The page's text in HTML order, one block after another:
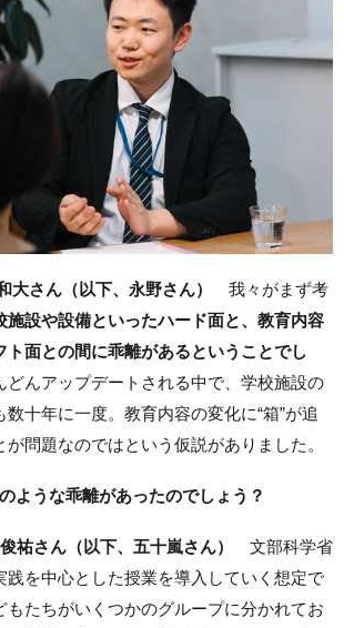
さん（以下、永野さん）
我々がまず考
施設や設備といったハード面と、教育内容
ト面との間に乖離があるということでし
どんアップデートされる中で、学校施設の
十年に一度。教育内容の変化に“箱”が追
問題なのではという仮説がありました。
ような乖離があったのでしょう？
祐さん（以下、五十嵐さん）
文部科学省
践を中心とした授業を導入していく想定で
もたちがいくつかのグループに分かれてお